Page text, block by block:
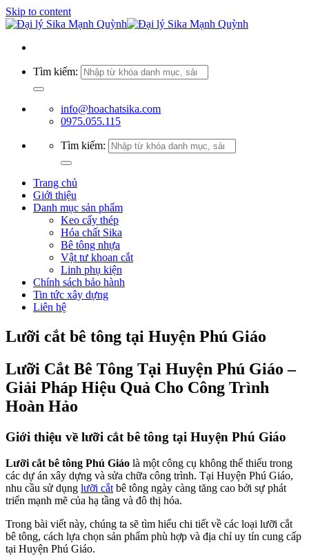
Skip to content
Tìm kiếm:
info@hoachatsika.com
0975.055.115
Tìm kiếm:
Trang chủ
Giới thiệu
Danh mục sản phẩm
Keo cấy thép
Hóa chất Sika
Bê tông nhựa
Vật tư khoan cắt
Linh phụ kiện
Chính sách bảo hành
Tin tức xây dựng
Liên hệ
Lưỡi cắt bê tông tại Huyện Phú Giáo
Lưỡi Cắt Bê Tông Tại Huyện Phú Giáo –
Giải Pháp Hiệu Quả Cho Công Trình
Hoàn Hảo
Giới thiệu về lưỡi cắt bê tông tại Huyện Phú Giáo
Lưỡi cắt bê tông Phú Giáo là một công cụ không thể thiếu trong
các dự án xây dựng và sửa chữa công trình. Tại Huyện Phú Giáo,
nhu cầu sử dụng lưỡi cắtbê tông ngày càng tăng cao bởi sự phát
triển mạnh mẽ của hạ tầng và đô thị hóa.
Trong bài viết này, chúng ta sẽ tìm hiểu chi tiết về các loại lưỡi cắt
bê tông, cách lựa chọn sản phẩm phù hợp và địa chỉ uy tín cung cấp
tại Huyện Phú Giáo.